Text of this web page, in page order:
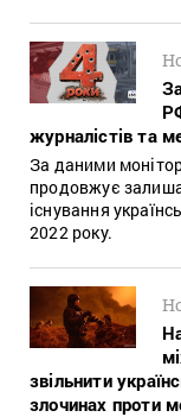
журналістів та
За даними
продовжує
існування
2022 року.
звільнити
злочинах проти